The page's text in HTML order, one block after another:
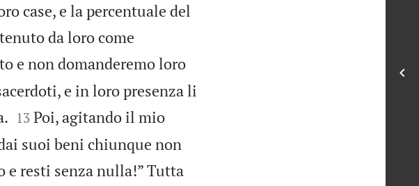
case, e la percentuale del
da loro come
e non domanderemo loro
e in loro presenza li

13 Poi, agitando il mio
suoi beni chiunque non
e resti senza nulla!” Tutta